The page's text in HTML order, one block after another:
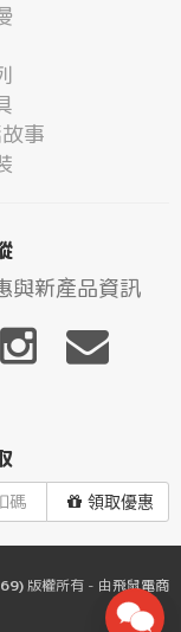
事
與新產品資訊
領取優惠
版權所有 - 由飛鼠電商